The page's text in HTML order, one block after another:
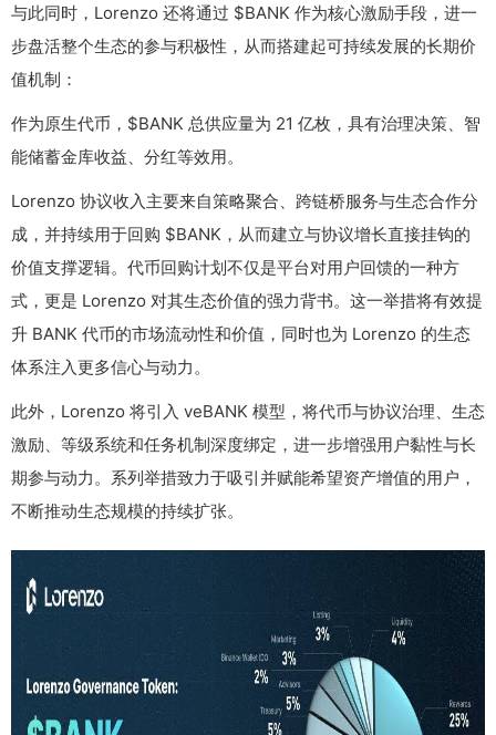
与此同时，Lorenzo 还将通过 $BANK 作为核心激励手段，进一
步盘活整个生态的参与积极性，从而搭建起可持续发展的长期价
值机制：
作为原生代币，$BANK 总供应量为 21 亿枚，具有治理决策、智
能储蓄金库收益、分红等效用。
Lorenzo 协议收入主要来自策略聚合、跨链桥服务与生态合作分
成，并持续用于回购 $BANK，从而建立与协议增长直接挂钩的
价值支撑逻辑。代币回购计划不仅是平台对用户回馈的一种方
式，更是 Lorenzo 对其生态价值的强力背书。这一举措将有效提
升 BANK 代币的市场流动性和价值，同时也为 Lorenzo 的生态
体系注入更多信心与动力。
此外，Lorenzo 将引入 veBANK 模型，将代币与协议治理、生态
激励、等级系统和任务机制深度绑定，进一步增强用户黏性与长
期参与动力。系列举措致力于吸引并赋能希望资产增值的用户，
不断推动生态规模的持续扩张。